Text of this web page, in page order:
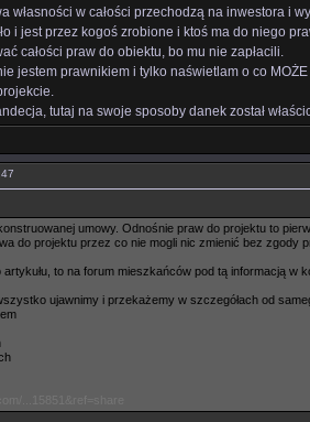
własności w całości przechodzą na inwestora i
i jest przez kogoś zrobione i ktoś ma do niego
całości praw do obiektu, bo mu nie zapłacili.
jestem prawnikiem i tylko naświetlam o co
tutaj na swoje sposoby danek został
umowy. Odnośnie praw do projektu to
do projektu przez co nie mogli nic zmienić bez zgody
to na forum mieszkańców pod tą informacją w
ujawnimy i przekażemy w szczegółach od